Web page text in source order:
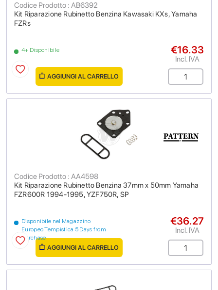
Kit Riparazione Rubinetto Benzina Kawasaki KXs, Yamaha
FZRs
Codice Prodotto : AB6392
4+ Disponibile €16.33
Incl. IVA
AGGIUNGI AL CARRELLO
Kit Riparazione Rubinetto Benzina 37mm x 50mm Yamaha
FZR600R 1994-1995, YZF750R, SP
Codice Prodotto : AA4598
Disponibile nel Magazzino
Europeo Tempistica 5 Days from
purchase
€36.27
Incl. IVA
AGGIUNGI AL CARRELLO